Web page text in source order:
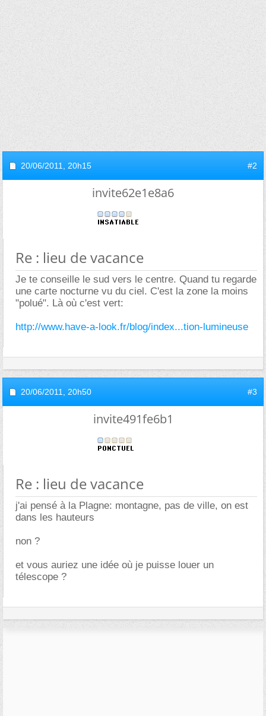
20/06/2011, 20h15 #2
invite62e1e8a6
Re : lieu de vacance
Je te conseille le sud vers le centre. Quand tu regarde
une carte nocturne vu du ciel. C'est la zone la moins
"polué". Là où c'est vert:
http://www.have-a-look.fr/blog/index...tion-lumineuse
20/06/2011, 20h50 #3
invite491fe6b1
Re : lieu de vacance
j'ai pensé à la Plagne: montagne, pas de ville, on est
dans les hauteurs
non ?
et vous auriez une idée où je puisse louer un
télescope ?